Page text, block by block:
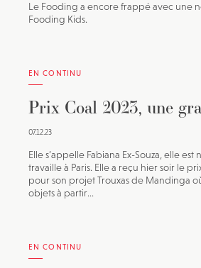
Le Fooding a encore frappé avec une
Fooding Kids.
EN CONTINU
Prix Coal 2023, une
07.12.23
Elle s’appelle Fabiana Ex-Souza, elle est
travaille à Paris. Elle a reçu hier soir le
pour son projet Trouxas de Mandinga
objets à partir...
EN CONTINU